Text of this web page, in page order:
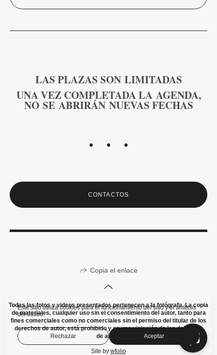
LAS PLAZAS SON LIMITADAS
UNA VEZ COMPLETADA LA AGENDA,
NO SE ABRIRÁN NUEVAS FECHAS
CONTACTOS
Copia el enlace
Todas las fotos y videos presentados pertenecen a la fotógrafa. La copia
de materiales, cualquier uso sin el consentimiento del autor, tanto para
fines comerciales como no comerciales sin el permiso del titular de los
derechos de autor, está prohibido y es una violación de los derechos
de autor!
Site by wfolio
Este sitio utiliza cookies para el funcionamiento del sitio y el análisis
del tráfico.
Rechazar Aceptar